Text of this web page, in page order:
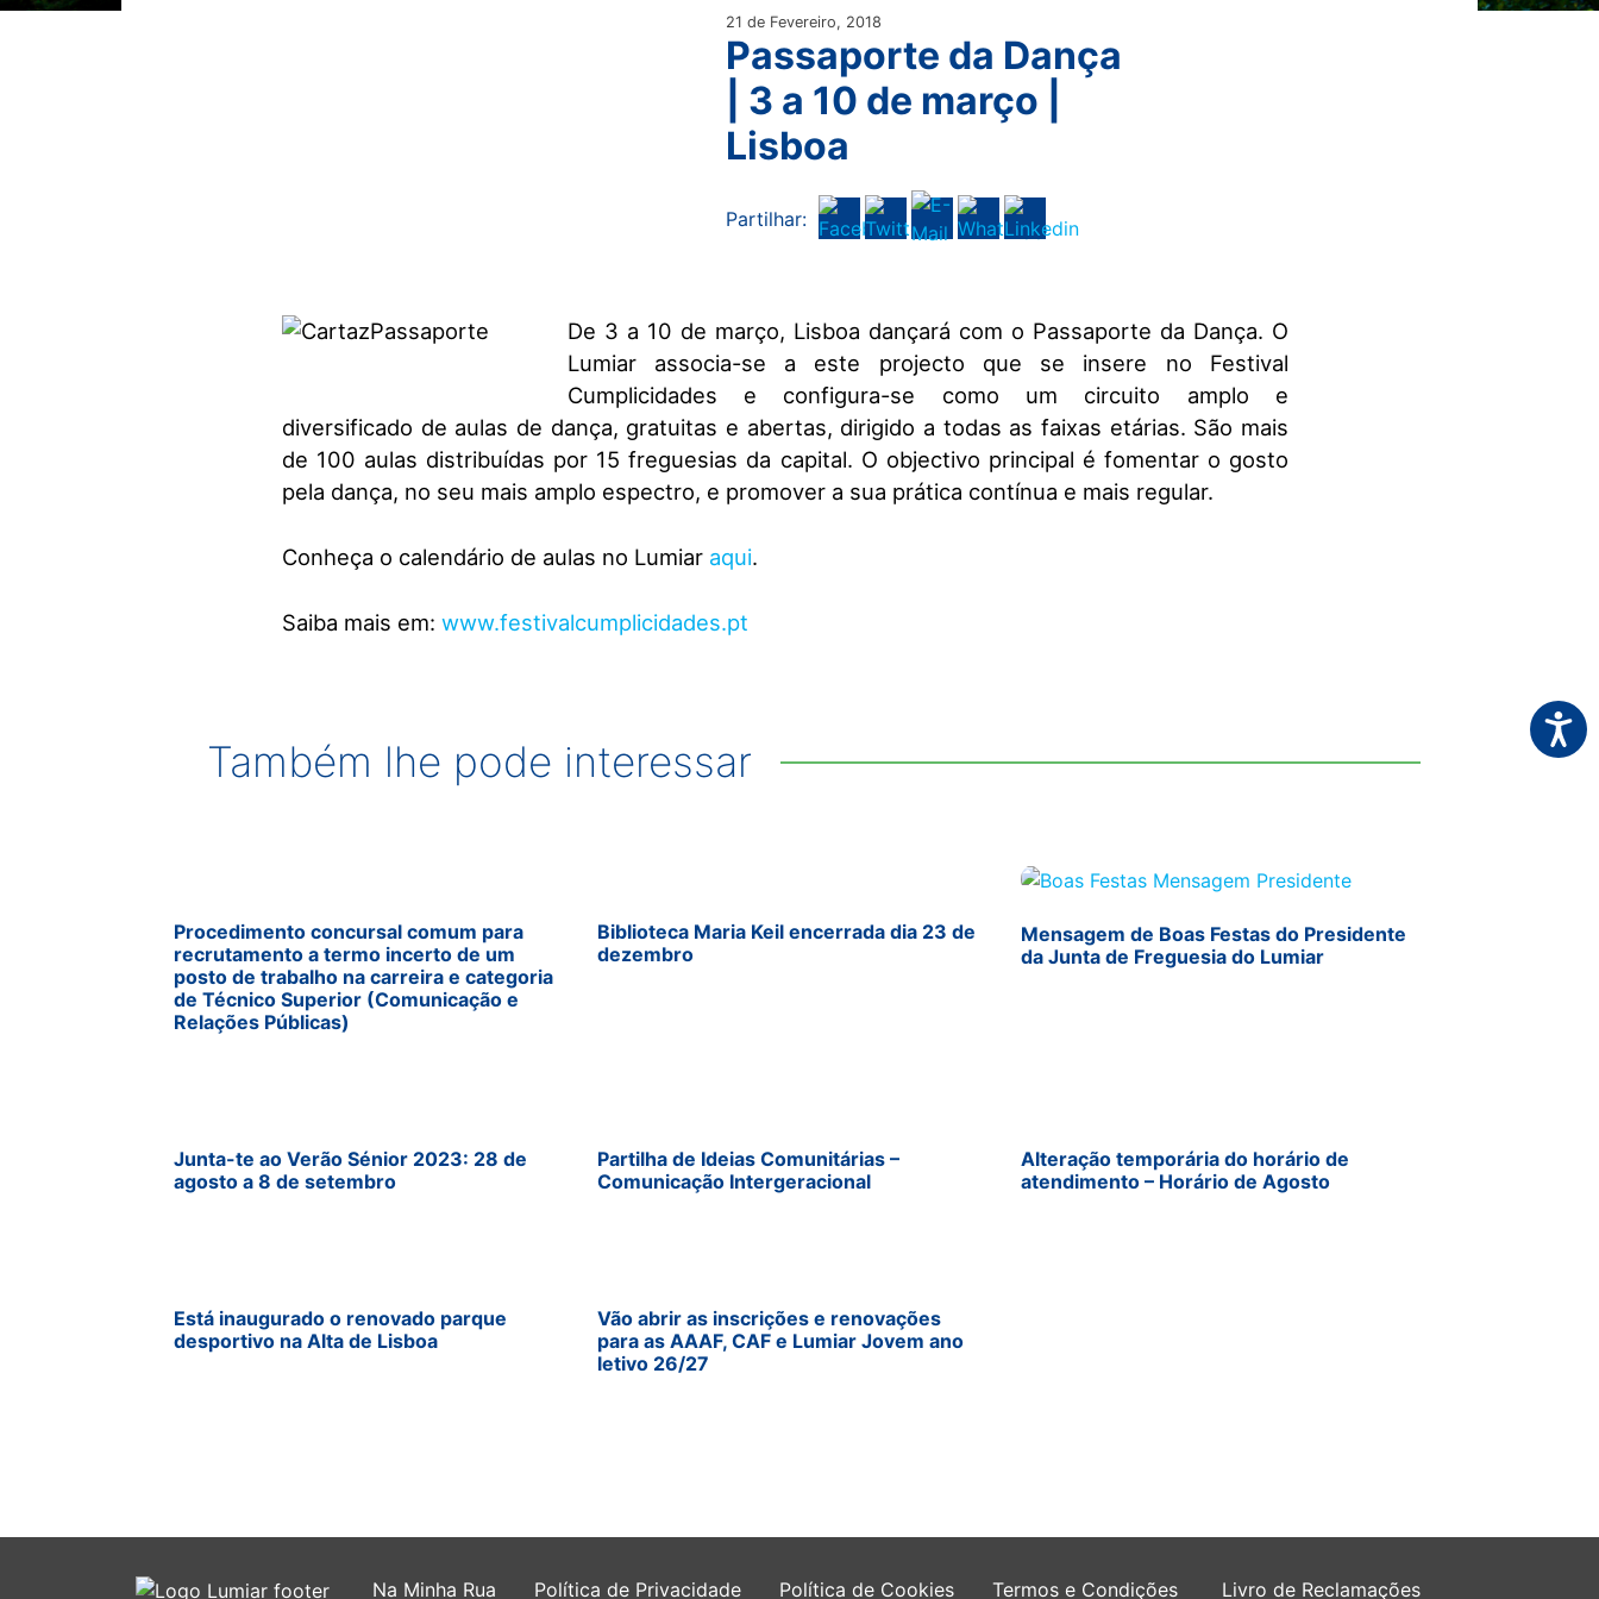
21 de Fevereiro, 2018
Passaporte da Dança
| 3 a 10 de março |
Lisboa
Partilhar:
De 3 a 10 de março, Lisboa dançará com o Passaporte da Dança. O
Lumiar associa-se a este projecto que se insere no Festival
Cumplicidades e configura-se como um circuito amplo e
diversificado de aulas de dança, gratuitas e abertas, dirigido a todas as faixas etárias. São mais
de 100 aulas distribuídas por 15 freguesias da capital. O objectivo principal é fomentar o gosto
pela dança, no seu mais amplo espectro, e promover a sua prática contínua e mais regular.
Conheça o calendário de aulas no Lumiar aqui.
Saiba mais em: www.festivalcumplicidades.pt
Também lhe pode interessar
Procedimento concursal comum para
recrutamento a termo incerto de um
posto de trabalho na carreira e categoria
de Técnico Superior (Comunicação e
Relações Públicas)
Biblioteca Maria Keil encerrada dia 23 de
dezembro
Mensagem de Boas Festas do Presidente
da Junta de Freguesia do Lumiar
Junta-te ao Verão Sénior 2023: 28 de
agosto a 8 de setembro
Partilha de Ideias Comunitárias –
Comunicação Intergeracional
Alteração temporária do horário de
atendimento – Horário de Agosto
Está inaugurado o renovado parque
desportivo na Alta de Lisboa
Vão abrir as inscrições e renovações
para as AAAF, CAF e Lumiar Jovem ano
letivo 26/27
Na Minha Rua Política de Privacidade Política de Cookies Termos e Condições Livro de Reclamações